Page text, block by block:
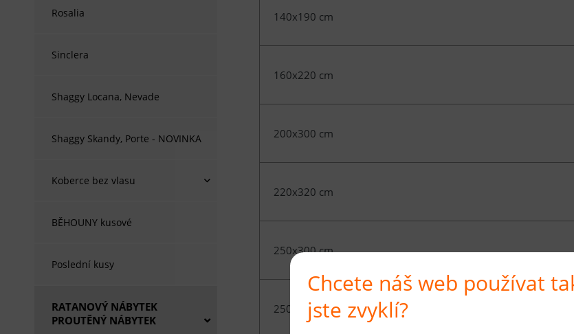
Rosalia
Sinclera
Shaggy Locana, Nevade
Shaggy Skandy, Porte - NOVINKA
Koberce bez vlasu
BĚHOUNY kusové
Poslední kusy
RATANOVÝ NÁBYTEK
PROUTĚNÝ NÁBYTEK
140x190 cm
160x220 cm
200x300 cm
220x320 cm
250x300 cm
250x350 cm
Chcete náš web používat
jste zvyklí?